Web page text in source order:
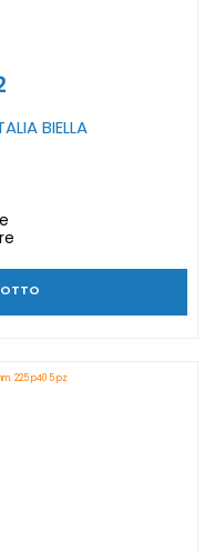
BIELLA